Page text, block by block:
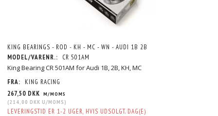
KING BEARINGS - ROD - KH - MC - WN - AUDI 1B 2B
MODEL/VARENR.:
CR 501AM
King Bearing CR 501AM for Audi 1B, 2B, KH, MC
FRA:
KING RACING
267,50 DKK M/MOMS
(214,00 DKK U/MOMS )
LEVERINGSTID ER 1-2 UGER, HVIS UDSOLGT. DAG(E)